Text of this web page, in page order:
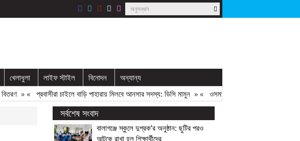
খেলাধুলা লাইফ স্টাইল বিনোদন অন্যান্য
» « প্রবাসীরা চাইলে বাড়ি পাহারায় মিলবে আনসার সদস্য: ডিসি মামুন» « ওসমানীনগরে মেয়াদোত্তীর্ণ ও অনিবন্ধিত
সর্বশেষ সংবাদ
বালাগঞ্জে স্কুলে দুপ্রক’র অনুষ্ঠান: ছুটির পরও
আটকে রাখা হল শিক্ষার্থীদের